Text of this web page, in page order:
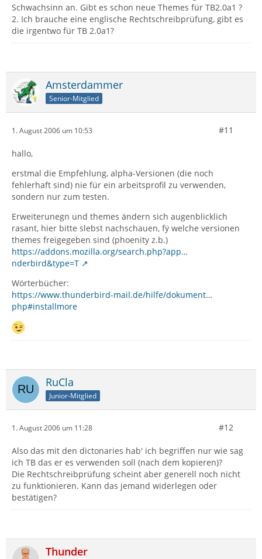
Schwachsinn an. Gibt es schon neue Themes für TB2.0a1 ?
2. Ich brauche eine englische Rechtschreibprüfung, gibt es
die irgentwo für TB 2.0a1?
Amsterdammer
Senior-Mitglied
1. August 2006 um 10:53 #11
hallo,
erstmal die Empfehlung, alpha-Versionen (die noch
fehlerhaft sind) nie für ein arbeitsprofil zu verwenden,
sondern nur zum testen.
Erweiterunegn und themes ändern sich augenblicklich
rasant, hier bitte slebst nachschauen, fÿ welche versionen
themes freigegeben sind (phoenity z.b.)
https://addons.mozilla.org/search.php?app…
nderbird&type=T
Wörterbücher:
https://www.thunderbird-mail.de/hilfe/dokument…
php#installmore
RuCla
Junior-Mitglied
1. August 2006 um 11:28 #12
Also das mit den dictonaries hab' ich begriffen nur wie sag
ich TB das er es verwenden soll (nach dem kopieren)?
Die Rechtschreibprüfung scheint aber generell noch nicht
zu funktionieren. Kann das jemand widerlegen oder
bestätigen?
Thunder